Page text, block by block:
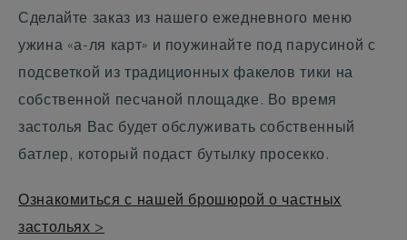
Сделайте заказ из нашего ежедневного меню
ужина «а-ля карт» и поужинайте под парусиной с
подсветкой из традиционных факелов тики на
собственной песчаной площадке. Во время
застолья Вас будет обслуживать собственный
батлер, который подаст бутылку просекко.
Ознакомиться с нашей брошюрой о частных
застольях >